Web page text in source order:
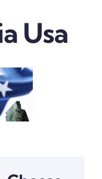
Usa